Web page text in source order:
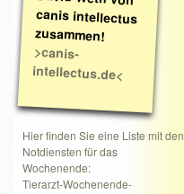
zusammen!
>canis-
intellectus.de<
Hier finden Sie eine Liste mit den
Notdiensten für das
Wochenende:
Tierarzt-Wochenende-